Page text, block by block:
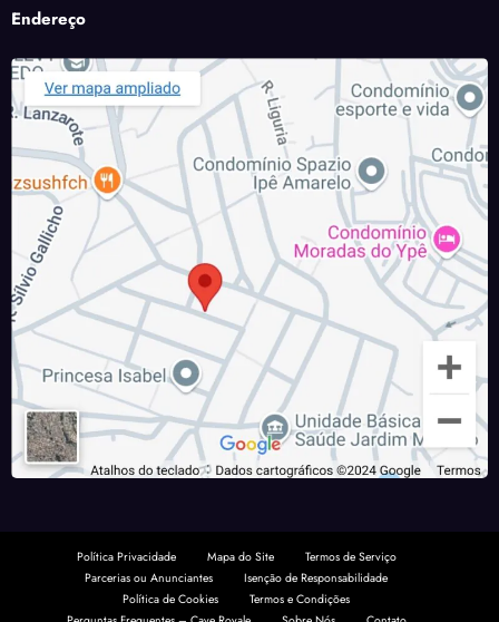
Endereço
Política Privacidade Mapa do Site
Termos de Serviço
Parcerias ou Anunciantes
Isenção de Responsabilidade
Política de Cookies
Termos e Condições